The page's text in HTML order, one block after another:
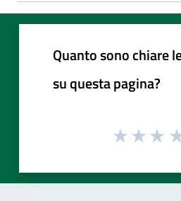
Quanto sono chiare
su questa pagina?